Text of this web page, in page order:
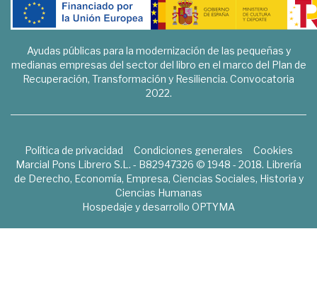
Ayudas públicas para la modernización de las pequeñas y
medianas empresas del sector del libro en el marco del Plan de
Recuperación, Transformación y Resiliencia. Convocatoria
2022.
Política de privacidad Condiciones generales
Cookies
Marcial Pons Librero S.L. - B82947326 © 1948 - 2018. Librería
de Derecho, Economía, Empresa, Ciencias Sociales, Historia y
Ciencias Humanas
Hospedaje y desarrollo OPTYMA